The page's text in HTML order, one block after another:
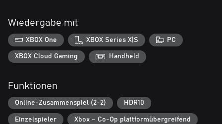
Wiedergabe mit
XBOX One XBOX Series X|S PC
XBOX Cloud Gaming Handheld
Funktionen
Online-Zusammenspiel (2-2) HDR10
Einzelspieler Xbox – Co-Op plattformübergreifend